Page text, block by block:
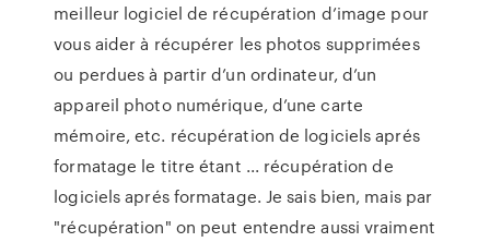
meilleur logiciel de récupération d’image pour
vous aider à récupérer les photos supprimées
ou perdues à partir d’un ordinateur, d’un
appareil photo numérique, d’une carte
mémoire, etc. récupération de logiciels aprés
formatage le titre étant ... récupération de
logiciels aprés formatage. Je sais bien, mais par
"récupération" on peut entendre aussi vraiment